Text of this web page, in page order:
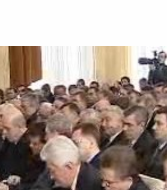
собрании, посвященном
космическое агентство
с членами Правительства